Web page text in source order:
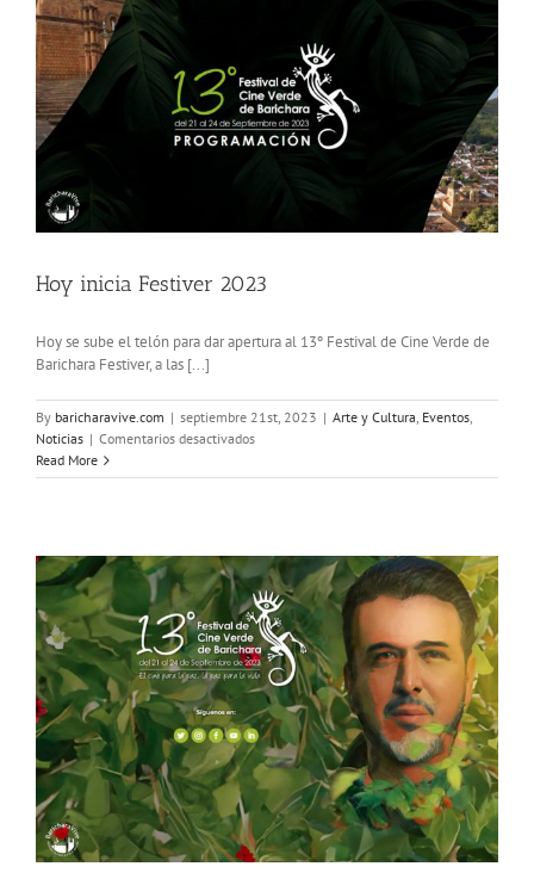
Hoy inicia Festiver 2023
Hoy se sube el telón para dar apertura al 13º Festival de Cine Verde de
Barichara Festiver, a las [...]
By baricharavive.com | septiembre 21st, 2023 | Arte y Cultura Eventos
Noticias | Comentarios desactivadosen
inicia
Read More